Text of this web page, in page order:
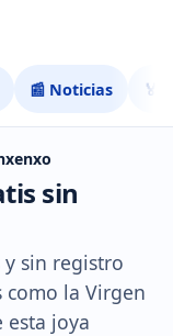
📰 Noticias 🏅
sin
y sin registro
como la Virgen
esta joya